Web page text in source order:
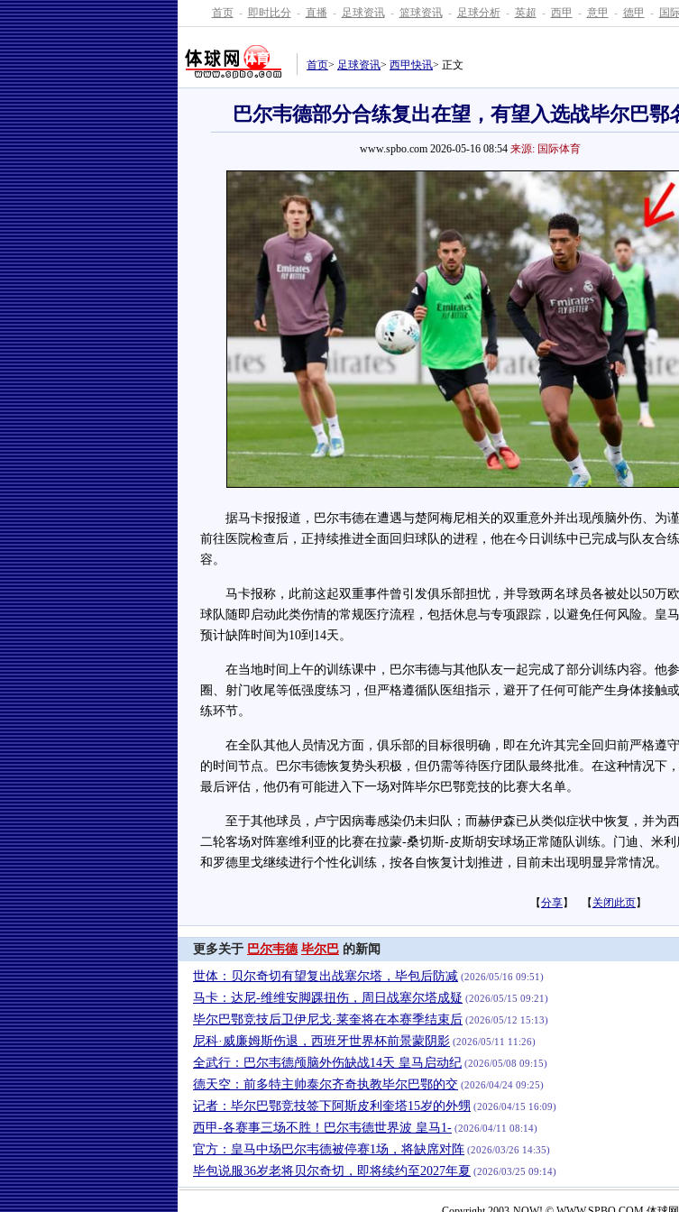
首页 - 即时比分 - 直播 - 足球资讯 - 篮球资讯 - 足球分析 - 英超 - 西甲 - 意甲 - 德甲 - 国
首页> 足球资讯> 西甲快讯> 正文
巴尔韦德部分合练复出在望，有望入选战毕尔巴鄂
www.spbo.com 2026-05-16 08:54 来源: 国际体育
据马卡报报道，巴尔韦德在遭遇与楚阿梅尼相关的双重意外并出现颅脑外伤、为
前往医院检查后，正持续推进全面回归球队的进程，他在今日训练中已完成与队友合
容。
马卡报称，此前这起双重事件曾引发俱乐部担忧，并导致两名球员各被处以50万欧
球队随即启动此类伤情的常规医疗流程，包括休息与专项跟踪，以避免任何风险。皇
预计缺阵时间为10到14天。
在当地时间上午的训练课中，巴尔韦德与其他队友一起完成了部分训练内容。他
圈、射门收尾等低强度练习，但严格遵循队医组指示，避开了任何可能产生身体接触
练环节。
在全队其他人员情况方面，俱乐部的目标很明确，即在允许其完全回归前严格遵
的时间节点。巴尔韦德恢复势头积极，但仍需等待医疗团队最终批准。在这种情况下
最后评估，他仍有可能进入下一场对阵毕尔巴鄂竞技的比赛大名单。
至于其他球员，卢宁因病毒感染仍未归队；而赫伊森已从类似症状中恢复，并为
二轮客场对阵塞维利亚的比赛在拉蒙-桑切斯-皮斯胡安球场正常随队训练。门迪、米
和罗德里戈继续进行个性化训练，按各自恢复计划推进，目前未出现明显异常情况。
【分享】 【 关闭此页】
更多关于 巴尔韦德 毕尔巴 的新闻
世体：贝尔奇切有望复出战塞尔塔，毕包后防减 (2026/05/16 09:51)
马卡：达尼-维维安脚踝扭伤，周日战塞尔塔成疑 (2026/05/15 09:21)
毕尔巴鄂竞技后卫伊尼戈·莱奎将在本赛季结束后 (2026/05/12 15:13)
尼科·威廉姆斯伤退，西班牙世界杯前景蒙阴影 (2026/05/11 11:26)
全武行：巴尔韦德颅脑外伤缺战14天 皇马启动纪 (2026/05/08 09:15)
德天空：前多特主帅泰尔齐奇执教毕尔巴鄂的交 (2026/04/24 09:25)
记者：毕尔巴鄂竞技签下阿斯皮利奎塔15岁的外甥 (2026/04/15 16:09)
西甲-各赛事三场不胜！巴尔韦德世界波 皇马1- (2026/04/11 08:14)
官方：皇马中场巴尔韦德被停赛1场，将缺席对阵 (2026/03/26 14:35)
毕包说服36岁老将贝尔奇切，即将续约至2027年夏 (2026/03/25 09:14)